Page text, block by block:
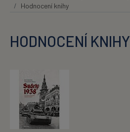
Hodnocení knihy
HODNOCENÍ KNIHY